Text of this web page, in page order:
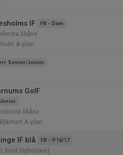
IF FB - Dam
Skåne
A-plan
Senior/Junior
GoIF
Skåne
A-plan
IF blå FB - P16/17
höst (nybörjare)